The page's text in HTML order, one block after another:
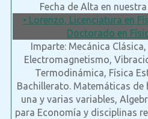
Fecha de Alta en
• Lorenzo, Licenciatura en
Doctorado en
Imparte: Mecánica
Electromagnetismo,
Termodinámica, Física
Bachillerato. Matemáticas de
una y varias variables,
para Economía y disciplinas